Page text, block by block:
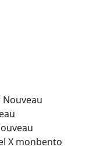
Nouveau
X monbento